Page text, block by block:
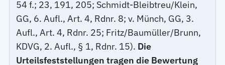
54 f.; 23, 191, 205; Schmidt-Bleibtreu/Klein,
GG, 6. Aufl., Art. 4, Rdnr. 8; v. Münch, GG, 3.
Aufl., Art. 4, Rdnr. 25; Fritz/Baumüller/Brunn,
KDVG, 2. Aufl., § 1, Rdnr. 15). Die
Urteilsfeststellungen tragen die Bewertung